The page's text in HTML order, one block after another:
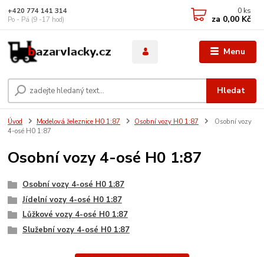
Menu
Hledat
+420 774 141 314
Po - Pá (9 -17 hod)
0 ks
za 0,00 Kč
Úvod Modelová železnice H0 1:87 Osobní vozy H0 1:87
Osobní vozy
4-osé H0 1:87
Osobní vozy 4-osé H0 1:87
Osobní vozy 4-osé H0 1:87
Jídelní vozy 4-osé H0 1:87
Lůžkové vozy 4-osé H0 1:87
Služební vozy 4-osé H0 1:87